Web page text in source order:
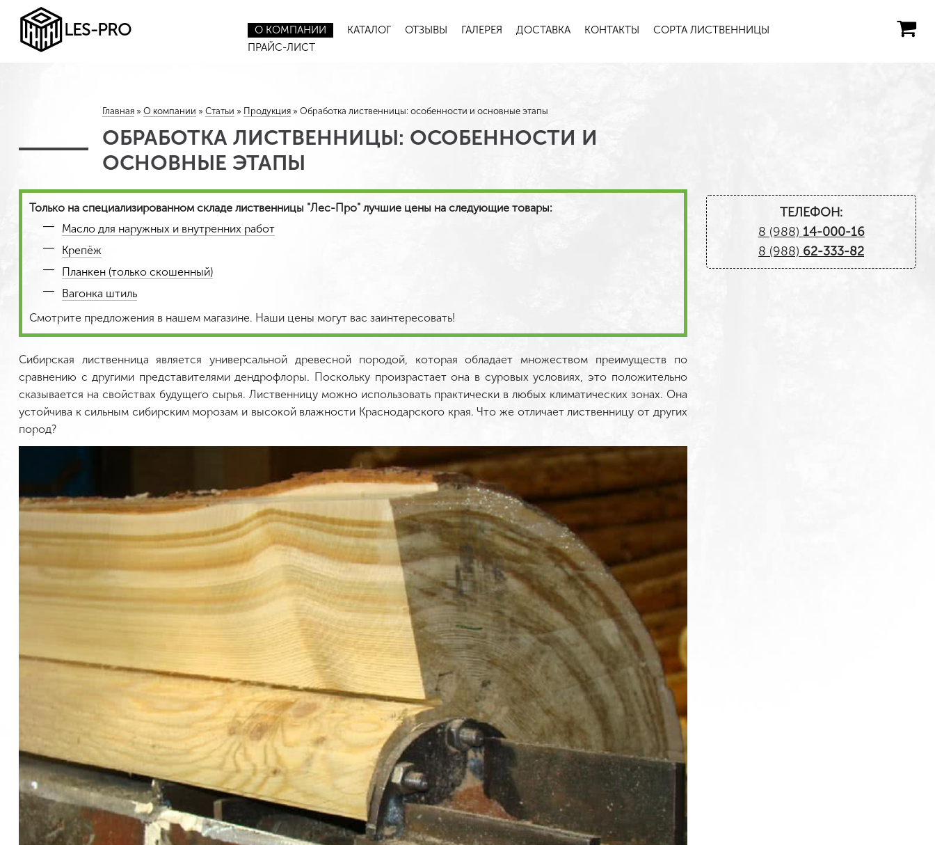
LES-PRO О КОМПАНИИ КАТАЛОГ ОТЗЫВЫ ГАЛЕРЕЯ ДОСТАВКА КОНТАКТЫ
СОРТА ЛИСТВЕННИЦЫ
ПРАЙС-ЛИСТ
Главная» О компании » Статьи » Продукция» Обработка лиственницы: особенности и основные этапы
ОБРАБОТКА ЛИСТВЕННИЦЫ: ОСОБЕННОСТИ И
ОСНОВНЫЕ ЭТАПЫ
Только на специализированном складе лиственницы "Лес-Про" лучшие цены на следующие товары:
Масло для наружных и внутренних работ
Крепёж
Планкен (только скошенный)
Вагонка штиль
Смотрите предложения в нашем магазине. Наши цены могут вас заинтересовать!
Сибирская лиственница является универсальной древесной породой, которая обладает множеством преимуществ по
сравнению с другими представителями дендрофлоры. Поскольку произрастает она в суровых условиях, это положительно
сказывается на свойствах будущего сырья. Лиственницу можно использовать практически в любых климатических зонах. Она
устойчива к сильным сибирским морозам и высокой влажности Краснодарского края. Что же отличает лиственницу от других
пород?
ТЕЛЕФОН:
8 (988) 14-000-16
8 (988) 62-333-82